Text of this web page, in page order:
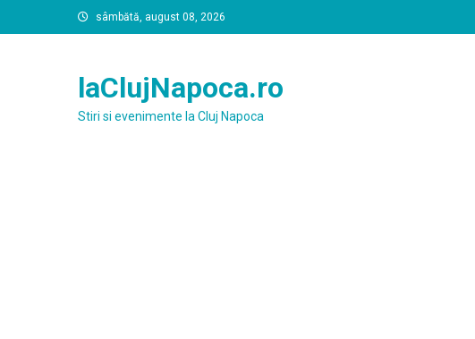
to
sâmbătă, august 08, 2026
laClujNapoca.ro
Stiri si evenimente la Cluj Napoca